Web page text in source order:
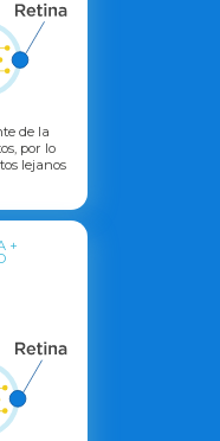
de la
por lo
lejanos
+